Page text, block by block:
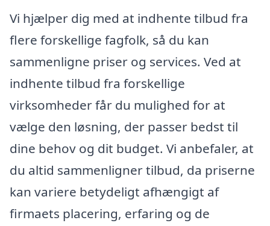
Vi hjælper dig med at indhente tilbud fra
flere forskellige fagfolk, så du kan
sammenligne priser og services. Ved at
indhente tilbud fra forskellige
virksomheder får du mulighed for at
vælge den løsning, der passer bedst til
dine behov og dit budget. Vi anbefaler, at
du altid sammenligner tilbud, da priserne
kan variere betydeligt afhængigt af
firmaets placering, erfaring og de